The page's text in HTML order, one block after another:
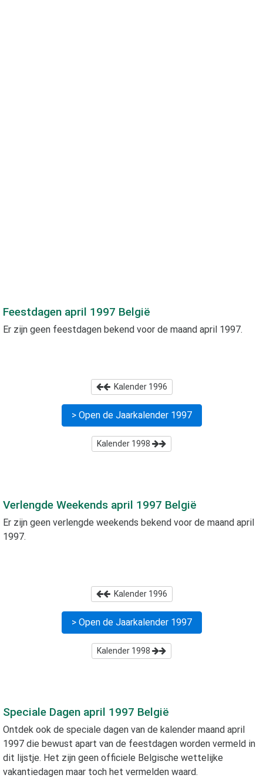
Feestdagen april 1997 België
Er zijn geen feestdagen bekend voor de maand april 1997.
Kalender 1996
> Open de Jaarkalender 1997
Kalender 1998
Verlengde Weekends april 1997 België
Er zijn geen verlengde weekends bekend voor de maand april
1997.
Kalender 1996
> Open de Jaarkalender 1997
Kalender 1998
Speciale Dagen april 1997 België
Ontdek ook de speciale dagen van de kalender maand april
1997 die bewust apart van de feestdagen worden vermeld in
dit lijstje. Het zijn geen officiele Belgische wettelijke
vakantiedagen maar toch het vermelden waard.